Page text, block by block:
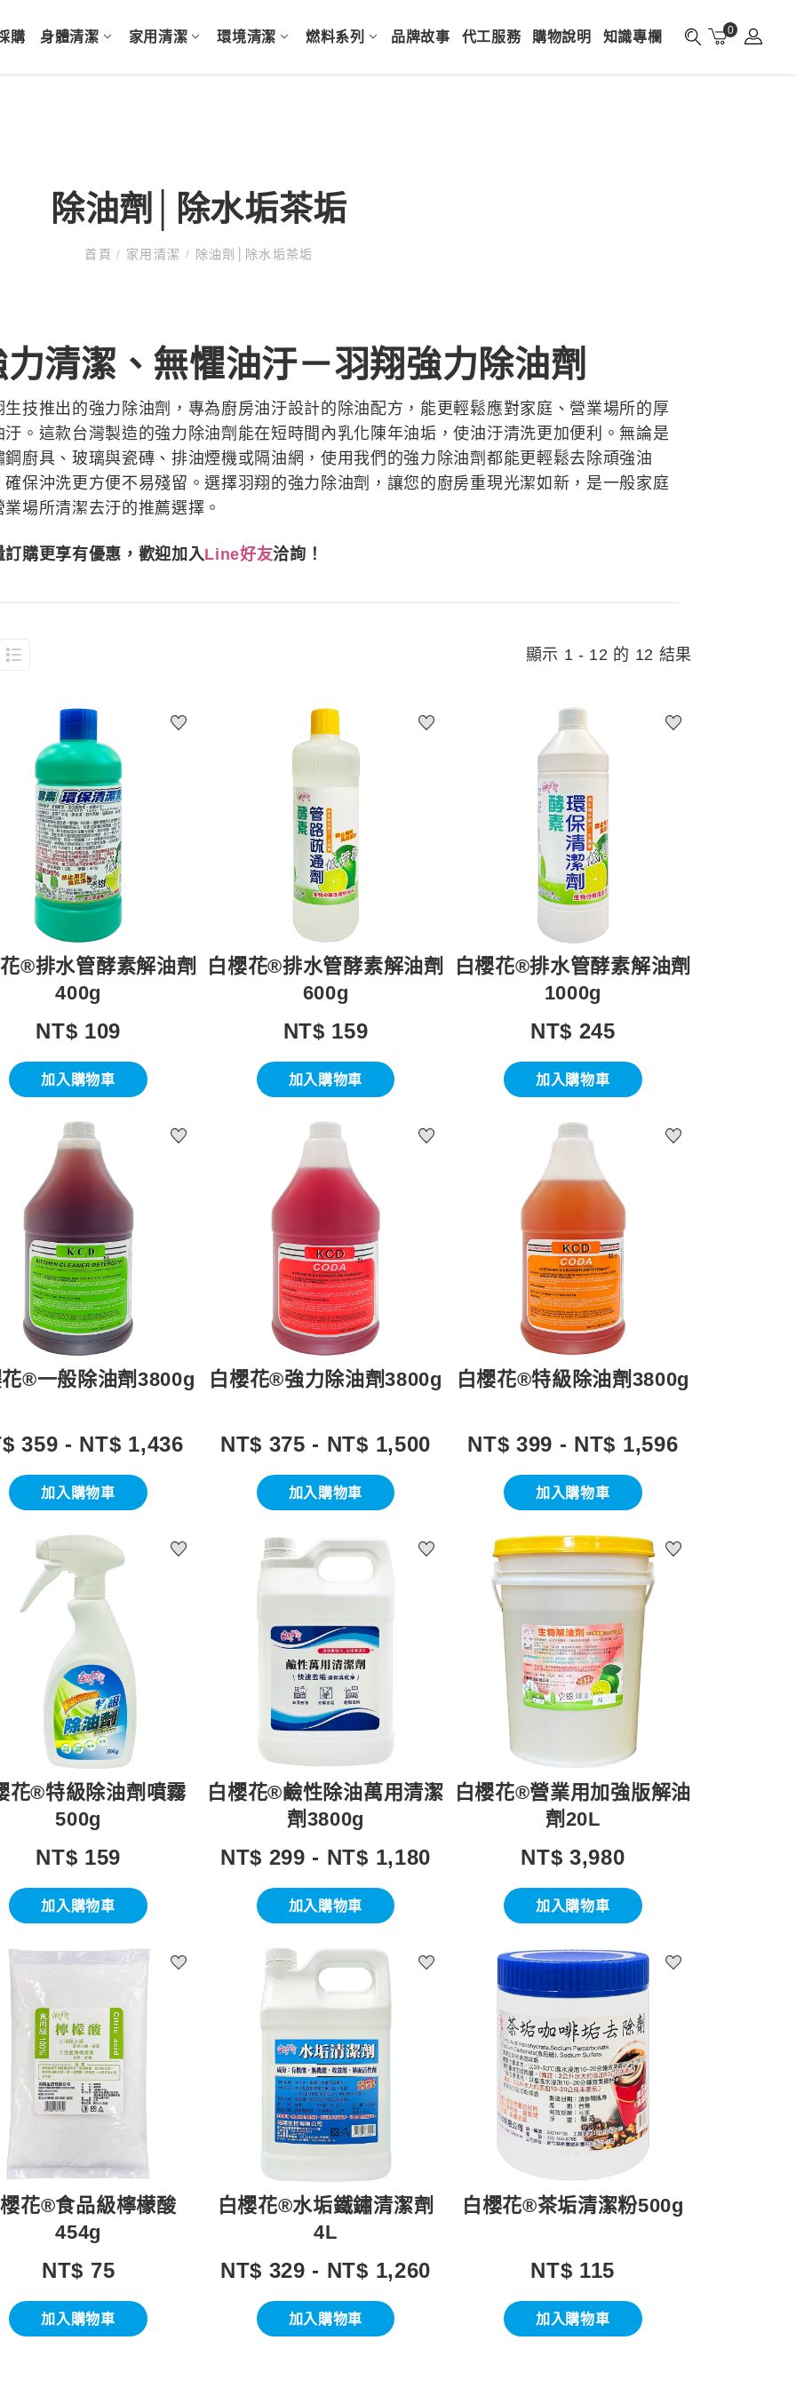
購 身體清潔 家用清潔 環境清潔 燃料系列 品牌故事 代工服務 購物說明 知識專欄 0
除油劑│除水垢茶垢
首頁/ 家用清潔 / 除油劑│除水垢茶垢
力清潔、無懼油汙－羽翔強力除油劑
生技推出的強力除油劑，專為廚房油汙設計的除油配方，能更輕鬆應對家庭、營業場所的厚
汙。這款台灣製造的強力除油劑能在短時間內乳化陳年油垢，使油汙清洗更加便利。無論是
鋼廚具、玻璃與瓷磚、排油煙機或隔油網，使用我們的強力除油劑都能更輕鬆去除頑強油
確保沖洗更方便不易殘留。選擇羽翔的強力除油劑，讓您的廚房重現光潔如新，是一般家庭
業場所清潔去汙的推薦選擇。
訂購更享有優惠，歡迎加入Line好友洽詢！
顯示 1 - 12 的 12 結果
®排水管酵素解油劑
400g
NT$ 109
加入購物車
白櫻花®排水管酵素解油劑
600g
NT$ 159
加入購物車
白櫻花®排水管酵素解油劑
1000g
NT$ 245
加入購物車
®一般除油劑3800g
359 - NT$ 1,436
加入購物車
白櫻花®強力除油劑3800g
NT$ 375 - NT$ 1,500
加入購物車
白櫻花®特級除油劑3800g
NT$ 399 - NT$ 1,596
加入購物車
花®特級除油劑噴霧
500g
NT$ 159
加入購物車
白櫻花®鹼性除油萬用清潔
劑3800g
NT$ 299 - NT$ 1,180
加入購物車
白櫻花®營業用加強版解油
劑20L
NT$ 3,980
加入購物車
花®食品級檸檬酸
454g
NT$ 75
加入購物車
白櫻花®水垢鐵鏽清潔劑
4L
NT$ 329 - NT$ 1,260
加入購物車
白櫻花®茶垢清潔粉500g
NT$ 115
加入購物車